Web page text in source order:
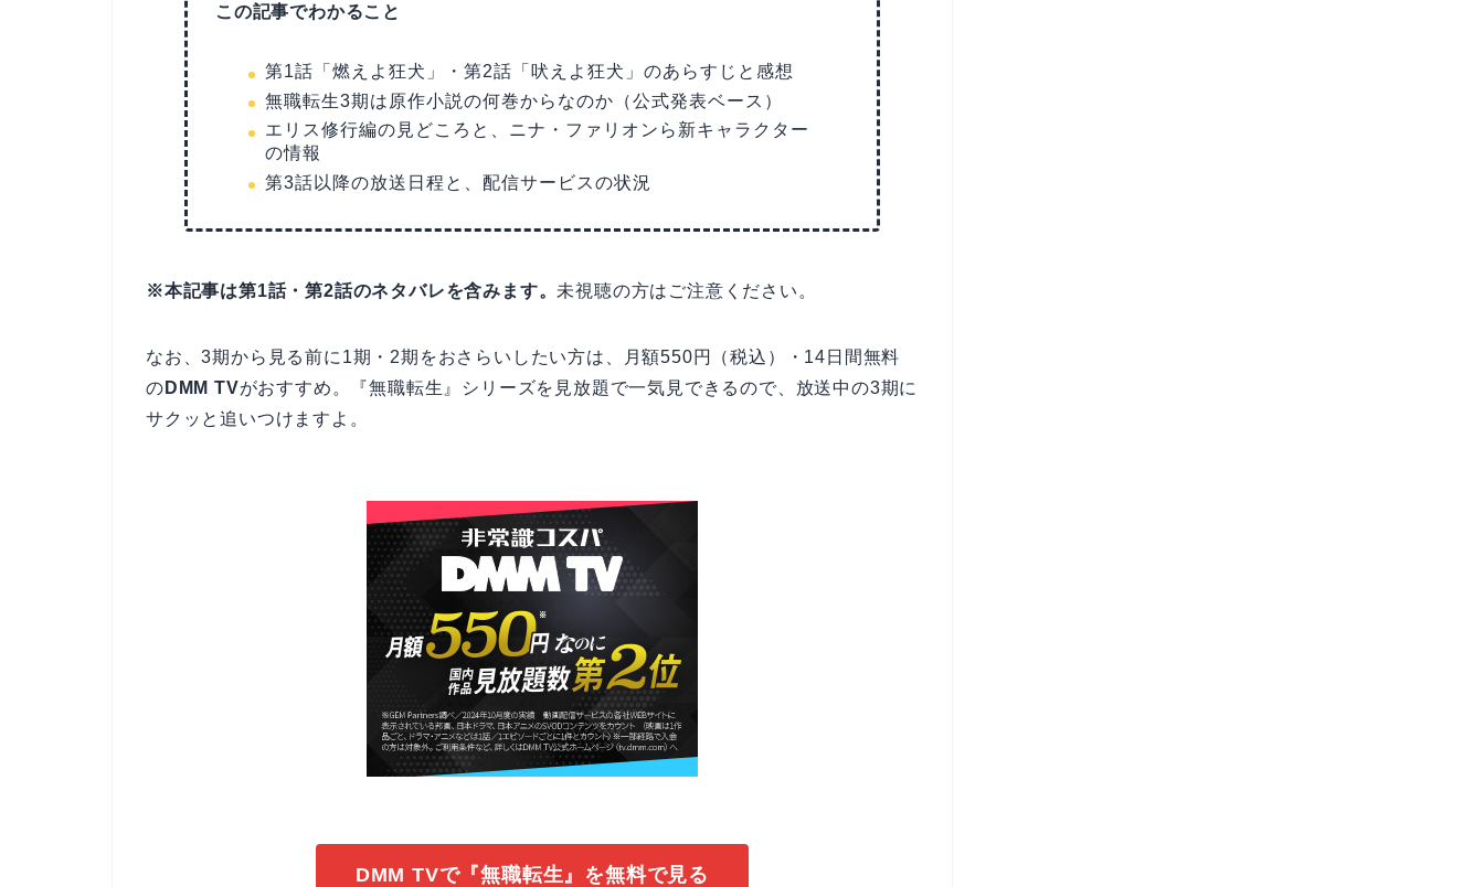
この記事でわかること
第1話「燃えよ狂犬」・第2話「吠えよ狂犬」のあらすじと感想
無職転生3期は原作小説の何巻からなのか（公式発表ベース）
エリス修行編の見どころと、ニナ・ファリオンら新キャラクター
の情報
第3話以降の放送日程と、配信サービスの状況
※本記事は第1話・第2話のネタバレを含みます。 未視聴の方はご注意ください。
なお、3期から見る前に1期・2期をおさらいしたい方は、月額550円（税込）・14日間無料
の DMM TVがおすすめ。『無職転生』シリーズを見放題で一気見できるので、放送中の3期に
サクッと追いつけますよ。
DMM TVで『無職転生』を無料で見る